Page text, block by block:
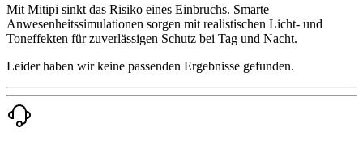
Mit Mitipi sinkt das Risiko eines Einbruchs. Smarte
Anwesenheitssimulationen sorgen mit realistischen Licht- und
Toneffekten für zuverlässigen Schutz bei Tag und Nacht.
Leider haben wir keine passenden Ergebnisse gefunden.